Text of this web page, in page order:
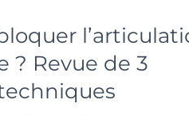
? Revue de 3